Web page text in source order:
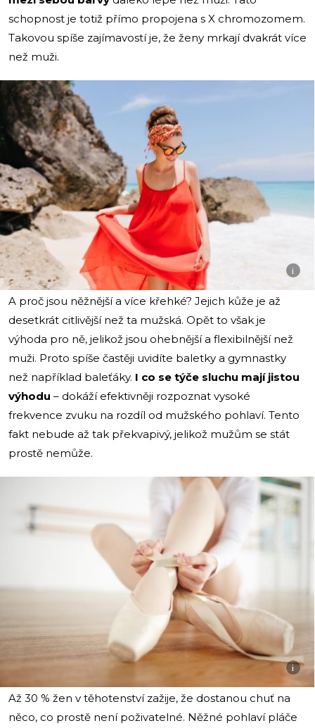
schopnost je totiž přímo propojena s X chromozomem.
Takovou spíše zajímavostí je, že ženy mrkají dvakrát více
než muži.
i
A proč jsou něžnější a více křehké? Jejich kůže je až
desetkrát citlivější než ta mužská. Opět to však je
výhoda pro ně, jelikož jsou ohebnější a flexibilnější než
muži. Proto spíše častěji uvidíte baletky a gymnastky
než například baleťáky. I co se týče sluchu mají jistou
výhodu – dokáží efektivněji rozpoznat vysoké
frekvence zvuku na rozdíl od mužského pohlaví. Tento
fakt nebude až tak překvapivý, jelikož mužům se stát
prostě nemůže.
i
Až 30 % žen v těhotenství zažije, že dostanou chuť na
něco, co prostě není poživatelné. Něžné pohlaví pláče